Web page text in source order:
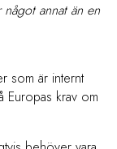
annat än en
som är internt
Europas krav om